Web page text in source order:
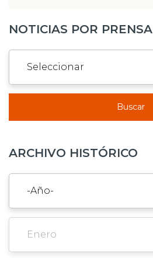
NOTICIAS POR PRENSA
Buscar
ARCHIVO HISTÓRICO